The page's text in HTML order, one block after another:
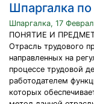
Шпаргалка
Шпаргалка, 17
ПОНЯТИЕ И
Отрасль трудового
направленных на
процессе трудовой
работодателем
которых